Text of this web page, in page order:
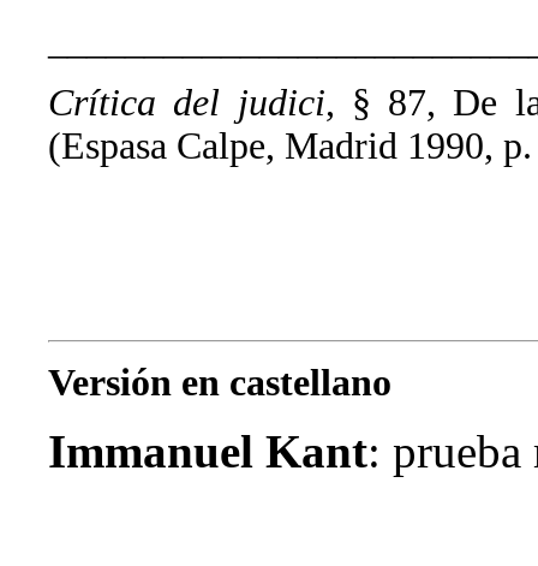
Crítica del judici, § 87, De
(Espasa Calpe, Madrid 1990,
Versión en castellano
Immanuel Kant: